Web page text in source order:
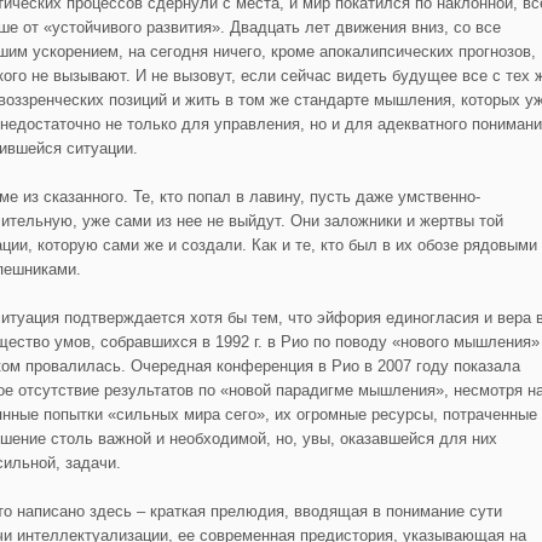
от «устойчивого развития». Двадцать лет движения вниз, со все
ускорением, на сегодня ничего, кроме апокалипсических прогнозов,
не вызывают. И не вызовут, если сейчас видеть будущее все с тех
позиций и жить в том же стандарте мышления, которых
не только для управления, но и для адекватного
ситуации.
из сказанного. Те, кто попал в лавину, пусть даже умственно-
уже сами из нее не выйдут. Они заложники и жертвы той
которую сами же и создали. Как и те, кто был в их обозе рядовыми
подтверждается хотя бы тем, что эйфория единогласия и вера
умов, собравшихся в 1992 г. в Рио по поводу «нового
провалилась. Очередная конференция в Рио в 2007 году показала
отсутствие результатов по «новой парадигме мышления», несмотря
попытки «сильных мира сего», их огромные ресурсы, потраченные
столь важной и необходимой, но, увы, оказавшейся для них
задачи.
написано здесь – краткая прелюдия, вводящая в понимание сути
интеллектуализации, ее современная предистория, указывающая на